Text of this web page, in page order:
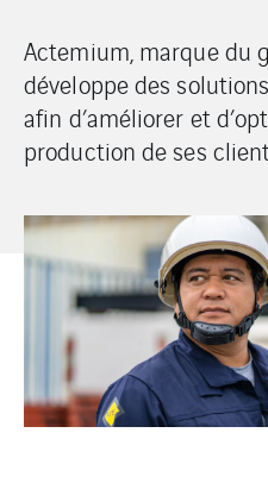
Actemium, marque du
développe des
afin d’améliorer et
production de ses